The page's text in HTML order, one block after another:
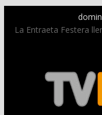
La Entraeta Festera
Campo con la
Dos personas
entre Benissa y Calp
Una nueva
El bando moro